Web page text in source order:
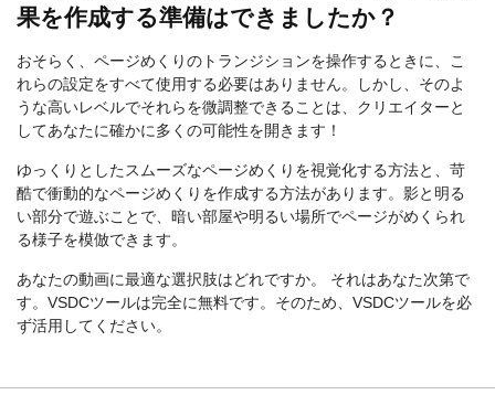
果を作成する準備はできましたか？
おそらく、ページめくりのトランジションを操作するときに、こ
れらの設定をすべて使用する必要はありません。しかし、そのよ
うな高いレベルでそれらを微調整できることは、クリエイターと
してあなたに確かに多くの可能性を開きます！
ゆっくりとしたスムーズなページめくりを視覚化する方法と、苛
酷で衝動的なページめくりを作成する方法があります。影と明る
い部分で遊ぶことで、暗い部屋や明るい場所でページがめくられ
る様子を模倣できます。
あなたの動画に最適な選択肢はどれですか。 それはあなた次第で
す。VSDCツールは完全に無料です。そのため、VSDCツールを必
ず活用してください。